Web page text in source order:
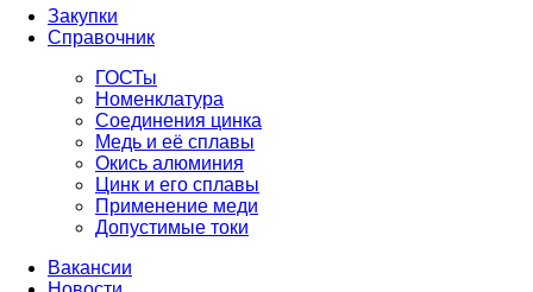
Закупки
Справочник
ГОСТы
Номенклатура
Соединения цинка
Медь и её сплавы
Окись алюминия
Цинк и его сплавы
Применение меди
Допустимые токи
Вакансии